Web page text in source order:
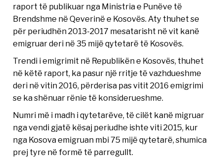
raport të publikuar nga Ministria e Punëve të
Brendshme në Qeverinë e Kosovës. Aty thuhet se
për periudhën 2013-2017 mesatarisht në vit kanë
emigruar deri në 35 mijë qytetarë të Kosovës.
Trendi i emigrimit në Republikën e Kosovës, thuhet
në këtë raport, ka pasur një rritje të vazhdueshme
deri në vitin 2016, përderisa pas vitit 2016 emigrimi
se ka shënuar rënie të konsiderueshme.
Numri më i madh i qytetarëve, të cilët kanë migruar
nga vendi gjatë kësaj periudhe ishte viti 2015, kur
nga Kosova emigruan mbi 75 mijë qytetarë, shumica
prej tyre në formë të parregullt.